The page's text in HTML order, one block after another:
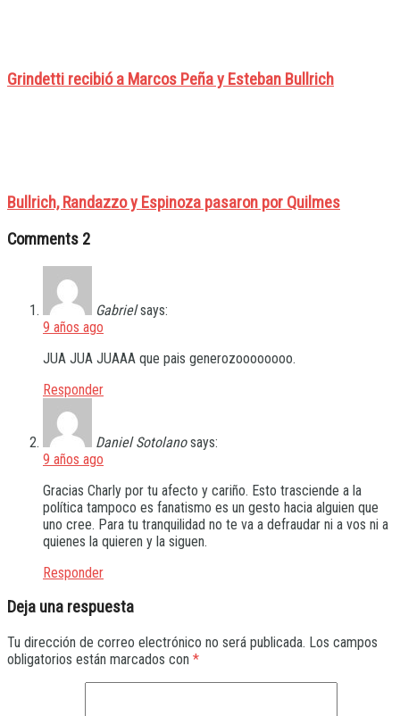
Grindetti recibió a Marcos Peña y Esteban Bullrich
Bullrich, Randazzo y Espinoza pasaron por Quilmes
Comments 2
Gabriel says:
9 años ago
JUA JUA JUAAA que pais generozoooooooo.
Responder
Daniel Sotolano says:
9 años ago
Gracias Charly por tu afecto y cariño. Esto trasciende a la
política tampoco es fanatismo es un gesto hacia alguien que
uno cree. Para tu tranquilidad no te va a defraudar ni a vos ni a
quienes la quieren y la siguen.
Responder
Deja una respuesta
Tu dirección de correo electrónico no será publicada. Los campos
obligatorios están marcados con *